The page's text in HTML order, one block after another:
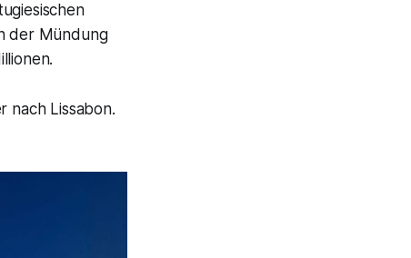
der Mündung
nach Lissabon.